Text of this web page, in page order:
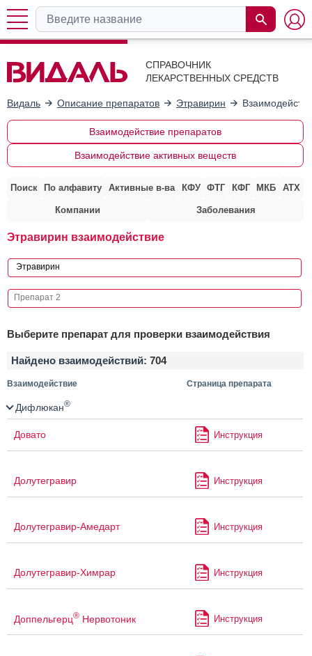
СПРАВОЧНИК
ЛЕКАРСТВЕННЫХ СРЕДСТВ
Видаль Описание препаратов Этравирин
Взаимодействие препаратов
Взаимодействие активных веществ
Поиск По алфавиту Активные в-ва КФУ ФТГ КФГ МКБ АТХ
Компании Заболевания
Этравирин взаимодействие
Выберите препарат для проверки взаимодействия
Найдено взаимодействий: 704
Взаимодействие Страница препарата
Дифлюкан®
Довато Инструкция
Долутегравир Инструкция
Долутегравир-Амедарт Инструкция
Долутегравир-Химрар Инструкция
Доппельгерц® Нервотоник Инструкция